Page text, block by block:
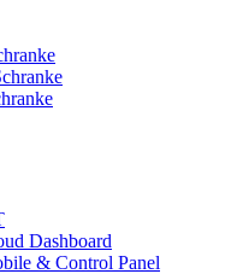
Dashboard
& Control Panel